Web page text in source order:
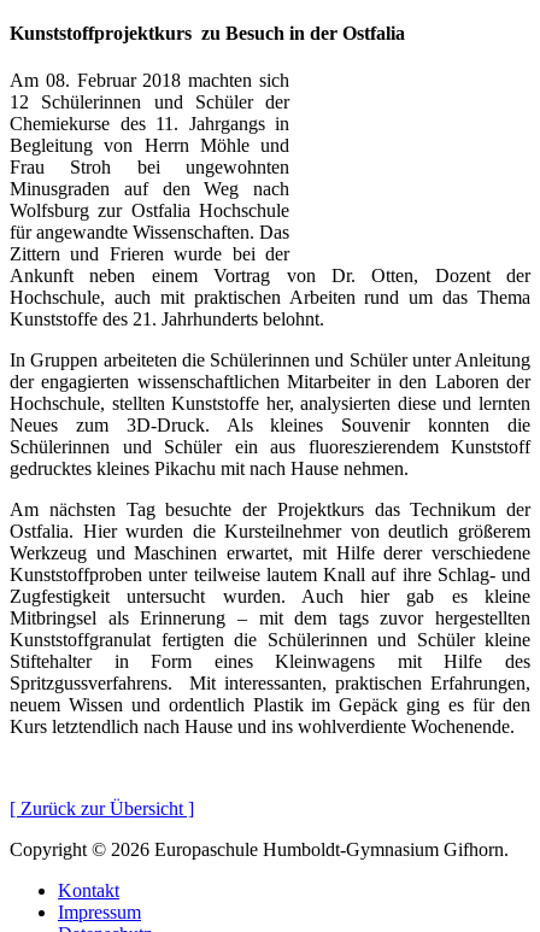
Kunststoffprojektkurs zu Besuch in der Ostfalia
Am 08. Februar 2018 machten sich
12 Schülerinnen und Schüler der
Chemiekurse des 11. Jahrgangs in
Begleitung von Herrn Möhle und
Frau Stroh bei ungewohnten
Minusgraden auf den Weg nach
Wolfsburg zur Ostfalia Hochschule
für angewandte Wissenschaften. Das
Zittern und Frieren wurde bei der
Ankunft neben einem Vortrag von Dr. Otten, Dozent der
Hochschule, auch mit praktischen Arbeiten rund um das Thema
Kunststoffe des 21. Jahrhunderts belohnt.
In Gruppen arbeiteten die Schülerinnen und Schüler unter Anleitung
der engagierten wissenschaftlichen Mitarbeiter in den Laboren der
Hochschule, stellten Kunststoffe her, analysierten diese und lernten
Neues zum 3D-Druck. Als kleines Souvenir konnten die
Schülerinnen und Schüler ein aus fluoreszierendem Kunststoff
gedrucktes kleines Pikachu mit nach Hause nehmen.
Am nächsten Tag besuchte der Projektkurs das Technikum der
Ostfalia. Hier wurden die Kursteilnehmer von deutlich größerem
Werkzeug und Maschinen erwartet, mit Hilfe derer verschiedene
Kunststoffproben unter teilweise lautem Knall auf ihre Schlag- und
Zugfestigkeit untersucht wurden. Auch hier gab es kleine
Mitbringsel als Erinnerung – mit dem tags zuvor hergestellten
Kunststoffgranulat fertigten die Schülerinnen und Schüler kleine
Stiftehalter in Form eines Kleinwagens mit Hilfe des
Spritzgussverfahrens. Mit interessanten, praktischen Erfahrungen,
neuem Wissen und ordentlich Plastik im Gepäck ging es für den
Kurs letztendlich nach Hause und ins wohlverdiente Wochenende.
[ Zurück zur Übersicht ]
Copyright © 2026 Europaschule Humboldt-Gymnasium Gifhorn.
Kontakt
Impressum